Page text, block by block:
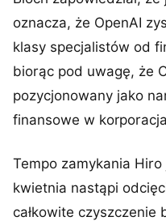
oznacza, że OpenAI
klasy specjalistów od
biorąc pod uwagę, że
pozycjonowany jako
finansowe w
Tempo zamykania
kwietnia nastąpi
całkowite czyszczenie